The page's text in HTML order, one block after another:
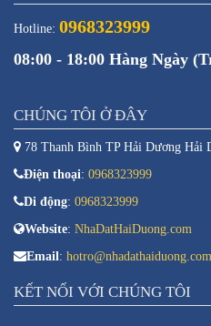
Hotline: 0968323999
08:00 - 18:00 Hàng Ngày
CHÚNG TÔI Ở ĐÂY
78 Thanh Bình TP Hải Dương Hải
Điện thoại: 0968323999
Di động: 0968323999
Website: NhaDatHaiDuong.com
Email: hotro@nhadathaiduong.com
KẾT NỐI VỚI CHÚNG TÔI